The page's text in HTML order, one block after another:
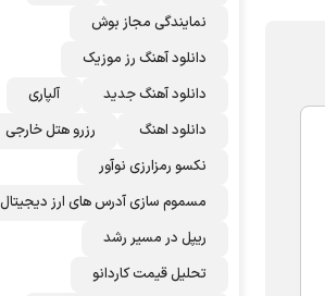
نمایندگی مجاز بوش
دانلود آهنگ رز‌ موزیک
دانلود آهنگ جدید
آلپاری
دانلود اهنگ
رزرو هتل خارجی
نکسو رمزارزی نوآور
مسموم سازی آدرس های ارز دیجیتال
ریپل در مسیر رشد
تحلیل قیمت کاردانو